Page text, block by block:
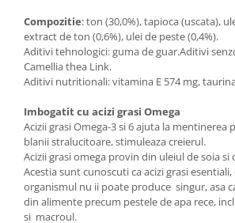
Compozitie: ton (30,0%), tapioca (uscata),
extract de ton (0,6%), ulei de peste (0,4%).
Aditivi tehnologici: guma de guar.Aditivi
Camellia thea Link.
Aditivi nutritionali: vitamina E 574 mg,
Imbogatit cu acizi grasi Omega
Acizii grasi Omega-3 si 6 ajuta la mentinerea
blanii stralucitoare, stimuleaza creierul.
Acizii grasi omega provin din uleiul de soia si
Acestia sunt cunoscuti ca acizi grasi
organismul nu ii poate produce singur, asa
din alimente precum pestele de apa rece,
si macroul.